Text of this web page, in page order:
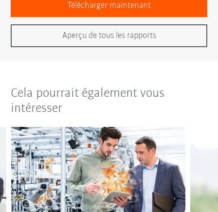
Télécharger maintenant
Aperçu de tous les rapports
Cela pourrait également vous
intéresser